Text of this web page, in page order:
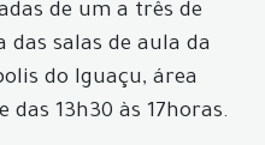
de um a três de
das salas de aula da
do Iguaçu, área
das 13h30 às 17horas.